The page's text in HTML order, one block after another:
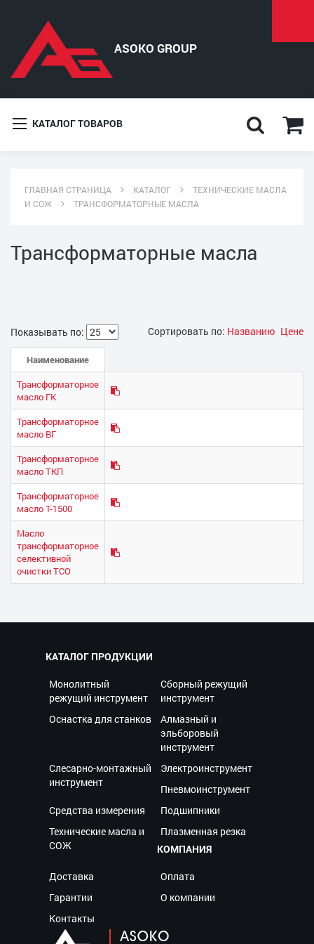
КАТАЛОГ ТОВАРОВ
ГЛАВНАЯ СТРАНИЦА КАТАЛОГ
ТЕХНИЧЕСКИЕ МАСЛА
И СОЖ
ТРАНСФОРМАТОРНЫЕ МАСЛА
Трансформаторные масла
Показывать по: Сортировать по: Названию Цене
Наименование
Трансформаторное
масло ГК
Трансформаторное
масло ВГ
Трансформаторное
масло ТКП
Трансформаторное
масло Т-1500
Масло
трансформаторное
селективной
очистки ТСО
КАТАЛОГ ПРОДУКЦИИ
Монолитный
режущий инструмент
Сборный режущий
инструмент
Оснастка для станков
Алмазный и
эльборовый
инструмент
Слесарно-монтажный
инструмент
Электроинструмент
Пневмоинструмент
Средства измерения
Подшипники
Технические масла и
СОЖ
Плазменная резка
КОМПАНИЯ
Доставка
Оплата
Гарантии
О компании
Контакты